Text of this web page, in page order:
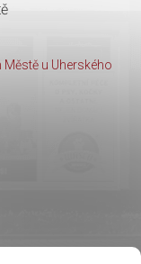
Městě u Uherského